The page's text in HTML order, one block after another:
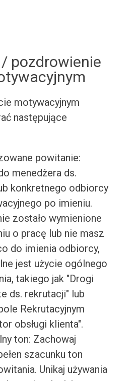
pozdrowienie
motywacyjnym
następujące
powitanie:
menedżera ds.
konkretnego odbiorcy
po imieniu.
zostało wymienione
o pracę lub nie masz
do imienia odbiorcy,
jest użycie ogólnego
takiego jak "Drogi
ds. rekrutacji" lub
Rekrutacyjnym
obsługi klienta".
ton: Zachowaj
szacunku ton
Unikaj używania